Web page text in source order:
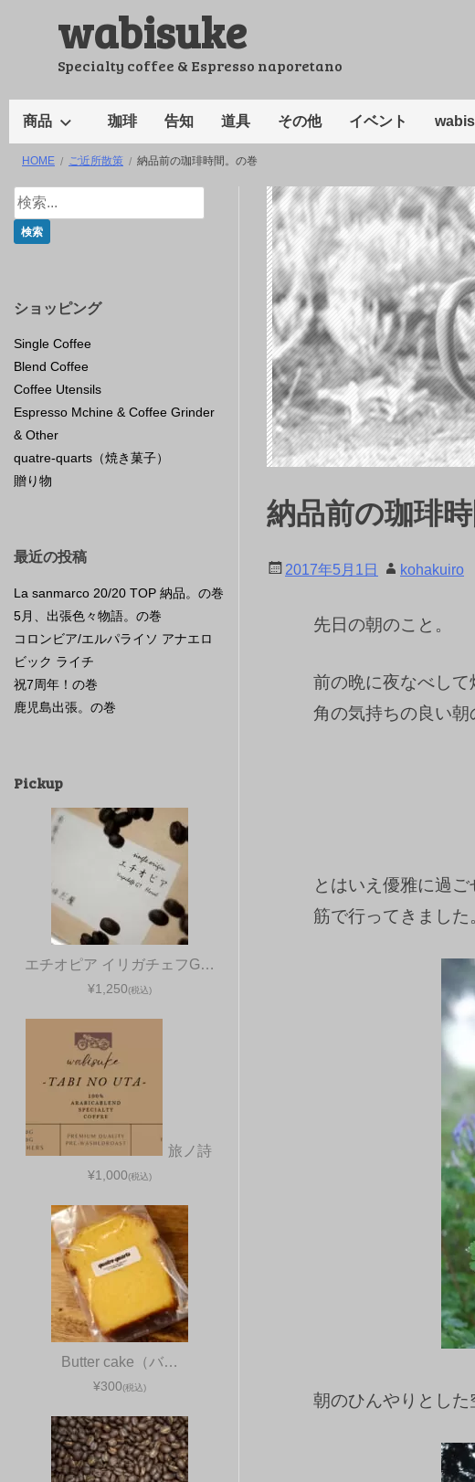
wabisuke
Specialty coffee & Espresso naporetano
商品 珈琲 告知 道具 その他 イベント
HOME ご近所散策 納品前の珈琲時間。の巻
納品前の珈琲
2017年5月1日 kohakuiro
先日の朝のこと。
前の晩に夜なべし
角の気持ちの良い朝
とはいえ優雅に過
筋で行ってきました
朝のひんやりとした
ショッピング
Single Coffee
Blend Coffee
Coffee Utensils
Espresso Mchine & Coffee Grinder
& Other
quatre-quarts（焼き菓子）
贈り物
最近の投稿
La sanmarco 20/20 TOP 納品。の巻
5月、出張色々物語。の巻
コロンビア/エルパライソ アナエロ
ビック ライチ
祝7周年！の巻
鹿児島出張。の巻
Pickup
エチオピア イリガチェフG…
¥1,250(税込)
旅ノ詩
¥1,000(税込)
Butter cake（バ…
¥300(税込)